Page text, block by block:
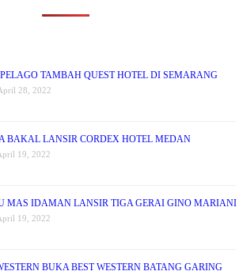
TAMBAH QUEST HOTEL DI SEMARANG
28, 2022
BAKAL LANSIR CORDEX HOTEL MEDAN
19, 2022
MAS IDAMAN LANSIR TIGA GERAI GINO MARIANI
19, 2022
BUKA BEST WESTERN BATANG GARING